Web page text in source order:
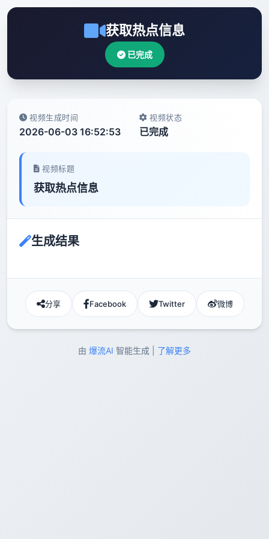
获取热点信息
已完成
视频生成时间
2026-06-03 16:52:53
视频状态
已完成
视频标题
获取热点信息
生成结果
分享 Facebook Twitter 微博
由 爆流AI 智能生成 | 了解更多